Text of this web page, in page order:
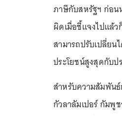
ภาษีกับสหรัฐฯ ก่อน
ผิดเมื่อชี้แจงไปแล้
สามารถปรับเปลี่ย
ประโยชน์สูงสุดกับป
สำหรับความสัมพัน
กัวลาลัมเปอร์ กัมพู